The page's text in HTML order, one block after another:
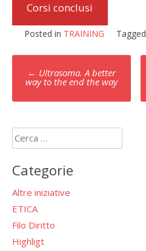
Corsi conclusi
Posted in TRAINING Tagged
Post
navigation
← Ultrasoma. A better
way to the end the way
Ricerca
per:
Categorie
Altre iniziative
ETICA
Filo Diritto
Highligt